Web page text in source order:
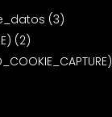
(3)
(2)